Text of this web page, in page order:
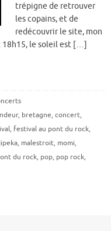
trépigne de retrouver
les copains, et de
redécouvrir le site, mon
18h15, le soleil est […]
, bretagne, concert,
, festival au pont du rock,
, malestroit, momi,
du rock, pop, pop rock,